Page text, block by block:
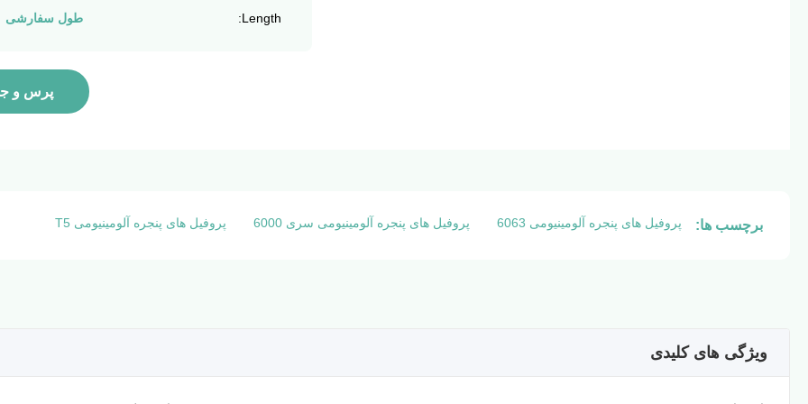
Length: طول سفارشی
پرس و
برچسب ها: پروفیل های پنجره آلومینیومی 6063 پروفیل های پنجره آلومینیومی سری 6000 پروفیل های پنجره آلومینیومی T5
ویژگی های کلیدی